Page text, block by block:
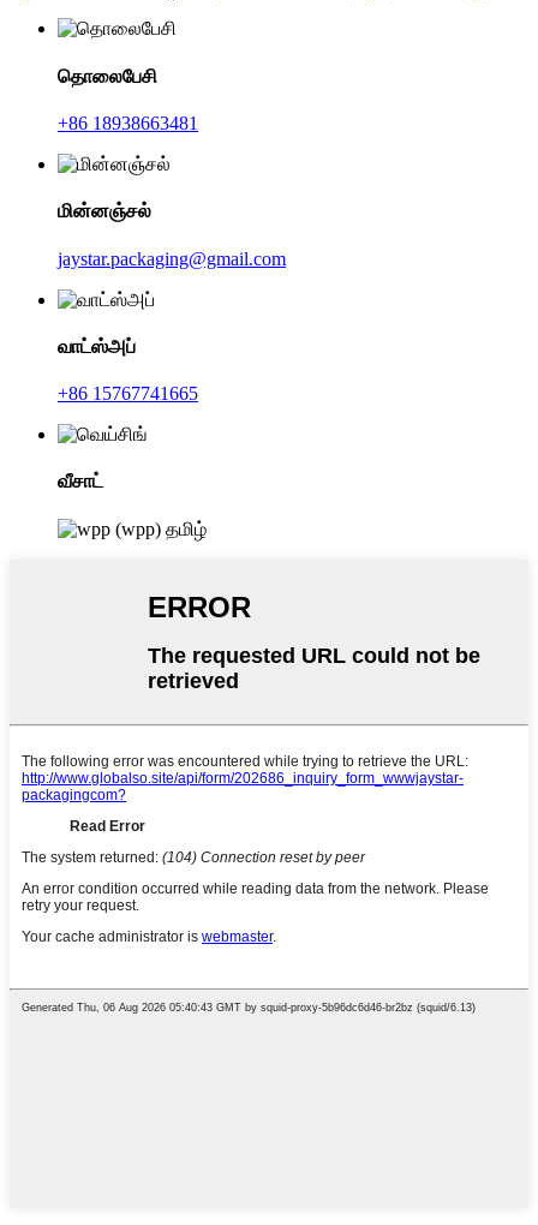
தொலைபேசி
+86 18938663481
மின்னஞ்சல்
jaystar.packaging@gmail.com
வாட்ஸ்அப்
+86 15767741665
வீசாட்